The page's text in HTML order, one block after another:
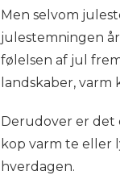
Men selvom
julestemningen
følelsen af jul
landskaber,
Derudover er det
kop varm te eller
hverdagen.